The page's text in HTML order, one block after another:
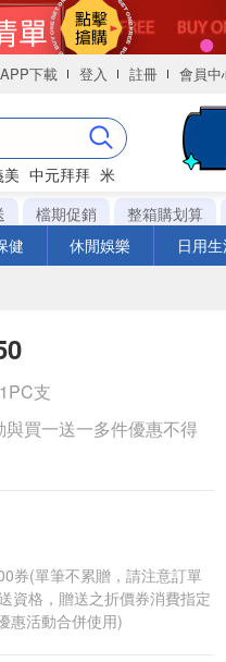
下載 登入 註冊 會員中
美 中元拜拜 米
檔期促銷 整箱購划算
健 休閒娛樂 日用
支
買一送一多件優惠不得
券(單筆不累贈，請注意訂單
資格，贈送之折價券消費指定
惠活動合併使用)